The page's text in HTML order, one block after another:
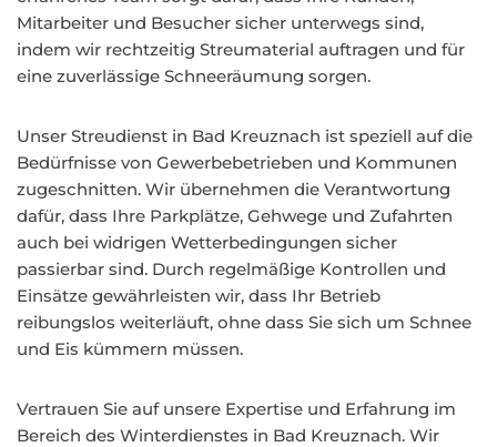
Mitarbeiter und Besucher sicher unterwegs sind,
indem wir rechtzeitig Streumaterial auftragen und für
eine zuverlässige Schneeräumung sorgen.
Unser Streudienst in Bad Kreuznach ist speziell auf die
Bedürfnisse von Gewerbebetrieben und Kommunen
zugeschnitten. Wir übernehmen die Verantwortung
dafür, dass Ihre Parkplätze, Gehwege und Zufahrten
auch bei widrigen Wetterbedingungen sicher
passierbar sind. Durch regelmäßige Kontrollen und
Einsätze gewährleisten wir, dass Ihr Betrieb
reibungslos weiterläuft, ohne dass Sie sich um Schnee
und Eis kümmern müssen.
Vertrauen Sie auf unsere Expertise und Erfahrung im
Bereich des Winterdienstes in Bad Kreuznach. Wir